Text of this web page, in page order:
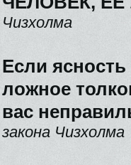
Чизхолма
Если
ложное
вас
закона Чизхолма